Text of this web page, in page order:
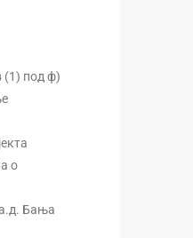
(1) под ф)
о
а.д. Бања